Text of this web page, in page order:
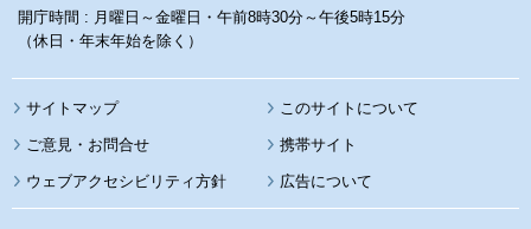
開庁時間 : 月曜日～金曜日・午前8時30分～午後5時15分
（休日・年末年始を除く）
サイトマップ このサイトについて
携帯サイト
ウェブアクセシビリティ方針 広告について